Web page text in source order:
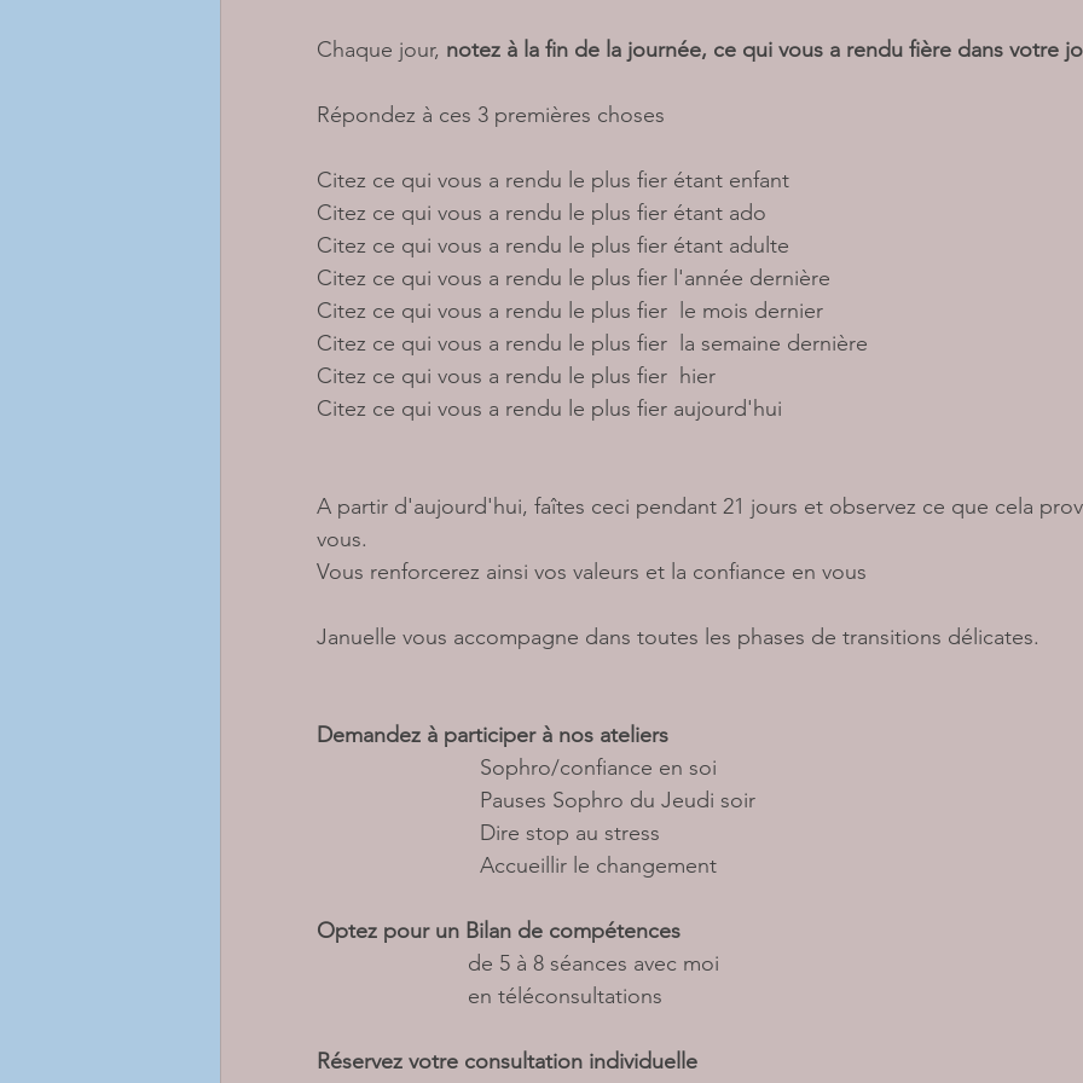
Chaque jour, notez à la fin de la journée, ce qui vous a rendu fière dans votre
Répondez à ces 3 premières choses
Citez ce qui vous a rendu le plus fier étant enfant
Citez ce qui vous a rendu le plus fier étant ado
Citez ce qui vous a rendu le plus fier étant adulte
Citez ce qui vous a rendu le plus fier l'année dernière
Citez ce qui vous a rendu le plus fier  le mois dernier
Citez ce qui vous a rendu le plus fier  la semaine dernière
Citez ce qui vous a rendu le plus fier  hier
Citez ce qui vous a rendu le plus fier aujourd'hui
A partir d'aujourd'hui, faîtes ceci pendant 21 jours et observez ce que cela
vous.
Vous renforcerez ainsi vos valeurs et la confiance en vous
Januelle vous accompagne dans toutes les phases de transitions délicates.
Demandez à participer à nos ateliers
                           Sophro/confiance en soi
                           Pauses Sophro du Jeudi soir
                           Dire stop au stress
                           Accueillir le changement
Optez pour un Bilan de compétences
                         de 5 à 8 séances avec moi
                         en téléconsultations
Réservez votre consultation individuelle